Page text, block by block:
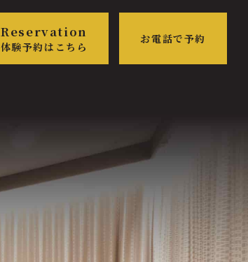
Reservation
体験予約は こちら
お電話で予約